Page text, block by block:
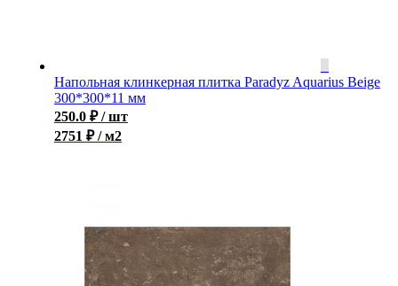
Напольная клинкерная плитка Paradyz Aquarius Beige
300*300*11 мм
250.0 ₽ / шт
2751 ₽ / м2